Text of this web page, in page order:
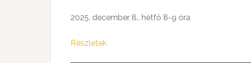
2025. december 8., hétfő 8-9 óra
Részletek